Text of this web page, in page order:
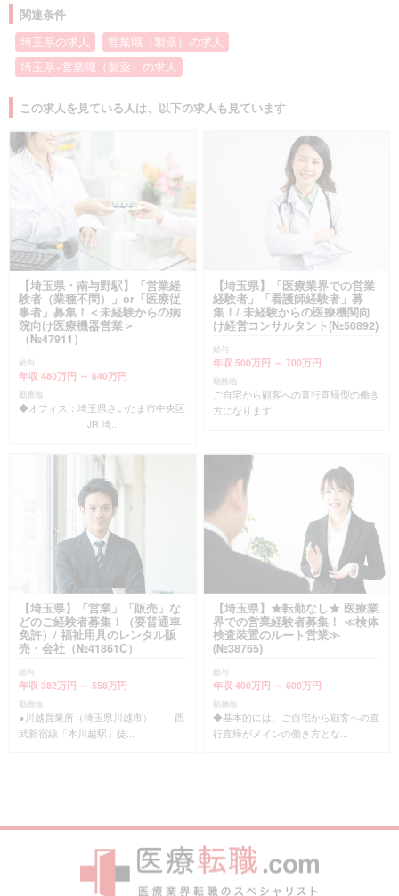
関連条件
埼玉県の求人
営業職（製薬）の求人
埼玉県×営業職（製薬）の求人
この求人を見ている人は、以下の求人も見ています
【埼玉県・南与野駅】「営業経
験者（業種不問）」or「医療従
事者」募集！＜未経験からの病
院向け医療機器営業＞
（№47911）
給与
年収 480万円 ～ 640万円
勤務地
◆オフィス：埼玉県さいたま市中央区
JR 埼...
【埼玉県】「医療業界での営業
経験者」「看護師経験者」募
集！/ 未経験からの医療機関向
け経営コンサルタント(№50892)
給与
年収 500万円 ～ 700万円
勤務地
ご自宅から顧客への直行直帰型の働き
方になります
【埼玉県】「営業」「販売」な
どのご経験者募集！（要普通車
免許）/ 福祉用具のレンタル販
売・会社（№41861C）
給与
年収 382万円 ～ 558万円
勤務地
●川越営業所（埼玉県川越市） 西
武新宿線「本川越駅」徒...
【埼玉県】★転勤なし★ 医療業
界での営業経験者募集！ ≪検体
検査装置のルート営業≫
(№38765)
給与
年収 400万円 ～ 600万円
勤務地
◆基本的には、ご自宅から顧客への直
行直帰がメインの働き方とな...